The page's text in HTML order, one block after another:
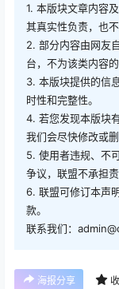
1. 本版块文章内容
其真实性负责，也不
2. 部分内容由网友
台，不为该类内容的
3. 本版块提供的信
时性和完整性。
4. 若您发现本版块
我们会尽快修改或删
5. 使用者违规、不
争议，联盟不承担责
6. 联盟可修订本声
款。
联系我们：
海报分享